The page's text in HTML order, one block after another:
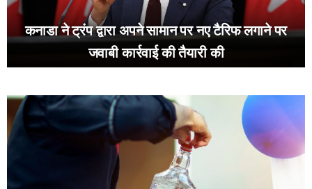
कनाडा ने ट्रंप द्वारा अपने सामान पर नए टैरिफ लगाने पर
जवाबी कार्रवाई की तैयारी की